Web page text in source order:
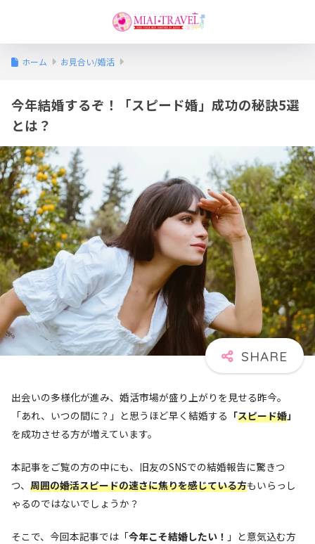
ホーム お見合い/婚活
今年結婚するぞ！「スピード婚」成功の秘訣5選
とは？
出会いの多様化が進み、婚活市場が盛り上がりを見せる昨今。
「あれ、いつの間に？」と思うほど早く結婚する 「スピード婚」
を成功させる方が増えています。
本記事をご覧の方の中にも、旧友のSNSでの結婚報告に驚きつ
つ、 周囲の婚活スピードの速さに焦りを感じている方もいらっし
ゃるのではないでしょうか？
そこで、今回本記事では「今年こそ結婚したい！ 」と意気込む方